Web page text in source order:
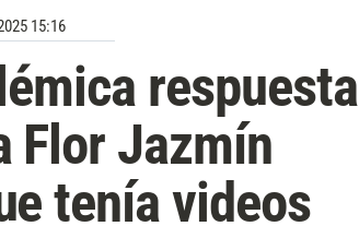
15:16
respuesta
Flor Jazmín
tenía videos